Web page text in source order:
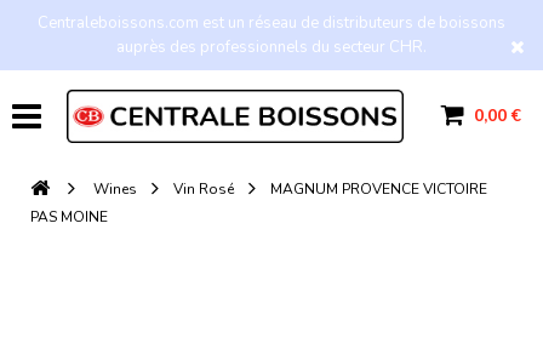
Centraleboissons.com est un réseau de distributeurs de boissons
auprès des professionnels du secteur CHR.
0,00 €
Wines Vin Rosé
MAGNUM PROVENCE VICTOIRE
PAS MOINE